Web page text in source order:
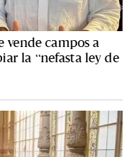
vende campos a
la “nefasta ley de